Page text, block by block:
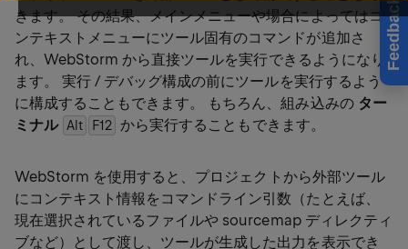
Feedback
きます。 その結果、メインメニューや場合によってはコ
ンテキストメニューにツール固有のコマンドが追加さ
れ、WebStorm から直接ツールを実行できるようになり
ます。 実行 / デバッグ構成の前にツールを実行するよう
に構成することもできます。 もちろん、組み込みの ター
ミナル
Alt F12 から実行することもできます。
WebStorm を使用すると、プロジェクトから外部ツール
にコンテキスト情報をコマンドライン引数（たとえば、
現在選択されているファイルや sourcemap ディレクティ
ブなど）として渡し、ツールが生成した出力を表示でき